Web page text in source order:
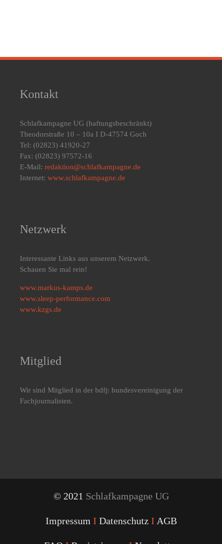
Kontakt
Schlafkampagne UG (haftungsbeschränkt)
Theodorstraße 10 – 10a I D-47574 Goch
Tel: (02823) 41920-27
Fax: (02823) 97572-16
E-Mail: redaktion@schlafkampagne.de
Internet: www.schlafkampagne.de
Netzwerk
Interessante Links aus unserem Netzwerk.
Schauen Sie mal rein!
www.markus-kamps.de
www.sleep-performance.com
www.kzgs.de
Mitglied
Wir sind Mitglied in der bdfj: bundesvereinigung der
Fachjournalisten.
© 2021 Schlafkampagne UG
Impressum I Datenschutz I AGB